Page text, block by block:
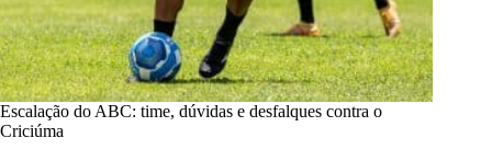
Escalação do ABC: time, dúvidas e desfalques contra o
Criciúma